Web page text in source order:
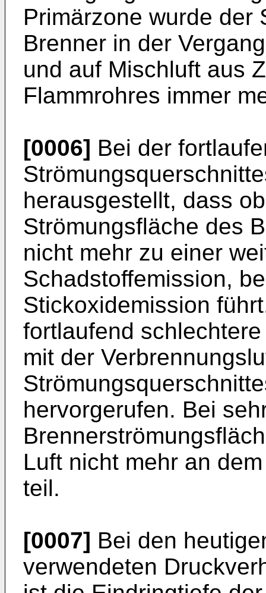
Primärzone wurde der
Brenner in der
und auf Mischluft aus
Flammrohres immer
[0006] Bei der
herausgestellt, dass
Strömungsfläche des
nicht mehr zu einer
Schadstoffemission,
Stickoxidemission
fortlaufend
mit der
hervorgerufen. Bei
Luft nicht mehr an
teil.
[0007] Bei den
verwendeten